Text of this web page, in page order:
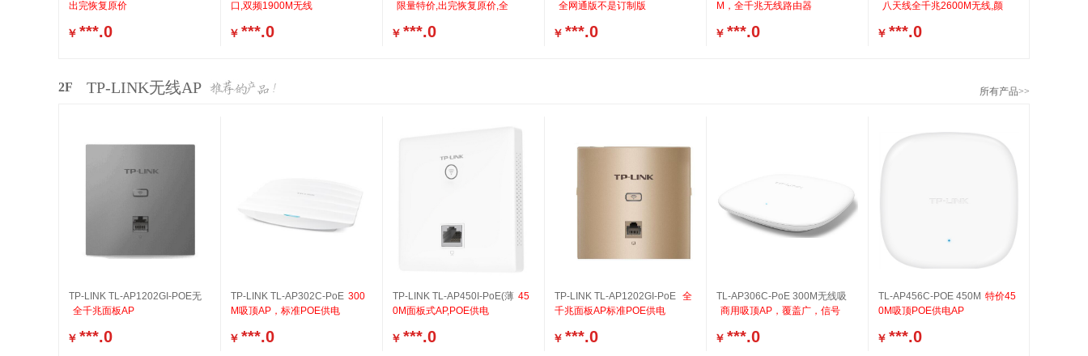
出完恢复原价
￥ ***.0
口,双频1900M无线
￥ ***.0
限量特价,出完恢复原价,全
￥ ***.0
全网通版不是订制版
￥ ***.0
M，全千兆无线路由器
￥ ***.0
八天线全千兆2600M无线,颜
￥ ***.0
2F TP-LINK无线AP 所有产品>>
TP-LINK TL-AP1202GI-POE无
全千兆面板AP
￥ ***.0
TP-LINK TL-AP302C-PoE 300
M吸顶AP，标准POE供电
￥ ***.0
TP-LINK TL-AP450I-PoE(薄 45
0M面板式AP,POE供电
￥ ***.0
TP-LINK TL-AP1202GI-PoE 全
千兆面板AP标准POE供电
￥ ***.0
TL-AP306C-PoE 300M无线吸
商用吸顶AP，覆盖广，信号
￥ ***.0
TL-AP456C-POE 450M 特价45
0M吸顶POE供电AP
￥ ***.0